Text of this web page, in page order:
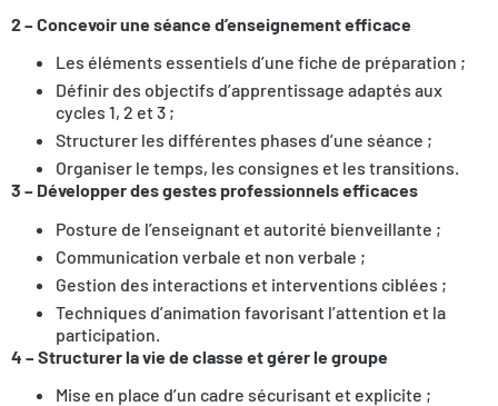
2 – Concevoir une séance d’enseignement efficace
Les éléments essentiels d’une fiche de préparation ;
Définir des objectifs d’apprentissage adaptés aux
cycles 1, 2 et 3 ;
Structurer les différentes phases d’une séance ;
Organiser le temps, les consignes et les transitions.
3 – Développer des gestes professionnels efficaces
Posture de l’enseignant et autorité bienveillante ;
Communication verbale et non verbale ;
Gestion des interactions et interventions ciblées ;
Techniques d’animation favorisant l’attention et la
participation.
4 – Structurer la vie de classe et gérer le groupe
Mise en place d’un cadre sécurisant et explicite ;